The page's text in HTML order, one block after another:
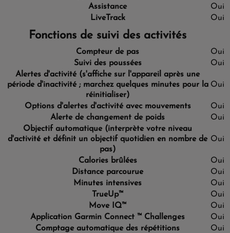
Assistance
Oui
LiveTrack
Oui
Fonctions de suivi des activités
Compteur de pas
Oui
Suivi des poussées
Oui
Alertes d'activité (s'affiche sur l'appareil après une
période d'inactivité ; marchez quelques minutes pour la
réinitialiser)
Oui
Options d'alertes d'activité avec mouvements
Oui
Alerte de changement de poids
Oui
Objectif automatique (interprète votre niveau
d'activité et définit un objectif quotidien en nombre de
pas)
Oui
Calories brûlées
Oui
Distance parcourue
Oui
Minutes intensives
Oui
TrueUp™
Oui
Move IQ™
Oui
Application Garmin Connect ™ Challenges
Oui
Comptage automatique des répétitions
Oui